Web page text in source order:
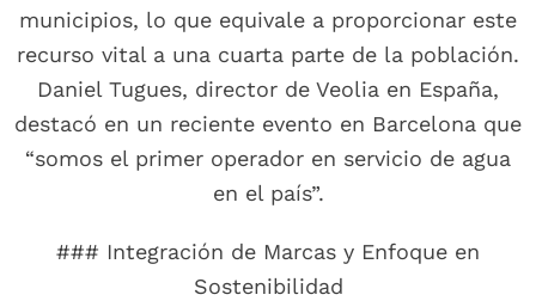
municipios, lo que equivale a proporcionar este
recurso vital a una cuarta parte de la población.
Daniel Tugues, director de Veolia en España,
destacó en un reciente evento en Barcelona que
“somos el primer operador en servicio de agua
en el país”.
### Integración de Marcas y Enfoque en
Sostenibilidad